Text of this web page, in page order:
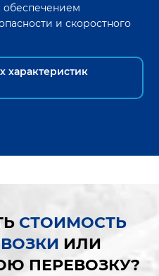
и скоростного
характеристик
СТОИМОСТЬ
ИЛИ
ПЕРЕВОЗКУ?